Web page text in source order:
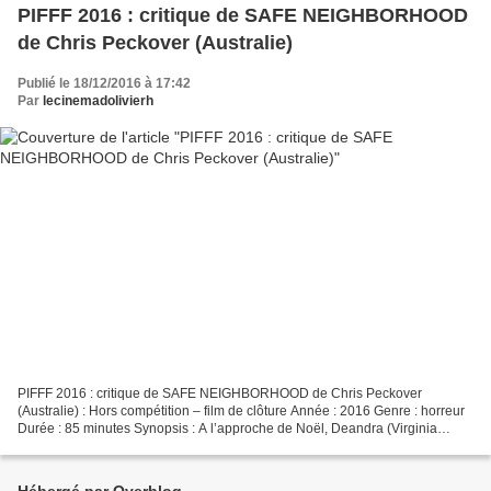
PIFFF 2016 : critique de SAFE NEIGHBORHOOD
de Chris Peckover (Australie)
Publié le 18/12/2016 à 17:42
Par lecinemadolivierh
PIFFF 2016 : critique de SAFE NEIGHBORHOOD de Chris Peckover
(Australie) : Hors compétition – film de clôture Année : 2016 Genre : horreur
Durée : 85 minutes Synopsis : A l’approche de Noël, Deandra (Virginia